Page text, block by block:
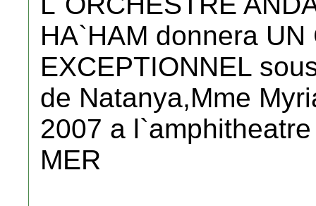
HA`HAM donnera UN
EXCEPTIONNEL
de Natanya,Mme
2007 a
MER